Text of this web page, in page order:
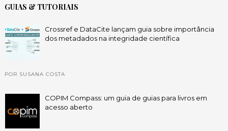
GUIAS & TUTORIAIS
Crossref e DataCite lançam guia sobre importância
dos metadados na integridade científica
POR SUSANA COSTA
COPIM Compass: um guia de guias para livros em
acesso aberto